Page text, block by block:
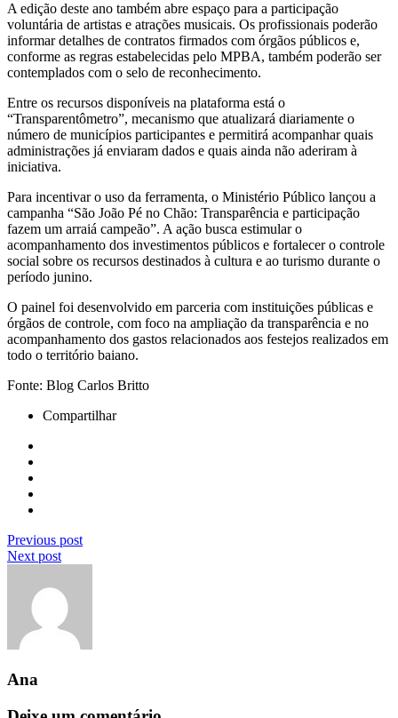
A edição deste ano também abre espaço para a participação
voluntária de artistas e atrações musicais. Os profissionais poderão
informar detalhes de contratos firmados com órgãos públicos e,
conforme as regras estabelecidas pelo MPBA, também poderão ser
contemplados com o selo de reconhecimento.
Entre os recursos disponíveis na plataforma está o
“Transparentômetro”, mecanismo que atualizará diariamente o
número de municípios participantes e permitirá acompanhar quais
administrações já enviaram dados e quais ainda não aderiram à
iniciativa.
Para incentivar o uso da ferramenta, o Ministério Público lançou a
campanha “São João Pé no Chão: Transparência e participação
fazem um arraiá campeão”. A ação busca estimular o
acompanhamento dos investimentos públicos e fortalecer o controle
social sobre os recursos destinados à cultura e ao turismo durante o
período junino.
O painel foi desenvolvido em parceria com instituições públicas e
órgãos de controle, com foco na ampliação da transparência e no
acompanhamento dos gastos relacionados aos festejos realizados em
todo o território baiano.
Fonte: Blog Carlos Britto
Compartilhar
Previous post
Next post
Ana